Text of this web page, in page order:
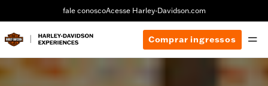
fale conoscoAcesse Harley-Davidson.com
Comprar ingressos